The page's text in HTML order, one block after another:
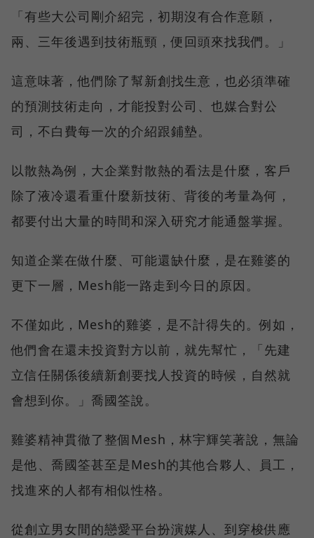
「有些大公司剛介紹完，初期沒有合作意願，
兩、三年後遇到技術瓶頸，便回頭來找我們。」
這意味著，他們除了幫新創找生意，也必須準確
的預測技術走向，才能投對公司、也媒合對公
司，不白費每一次的介紹跟鋪墊。
以散熱為例，大企業對散熱的看法是什麼，客戶
除了液冷還看重什麼新技術、背後的考量為何，
都要付出大量的時間和深入研究才能通盤掌握。
知道企業在做什麼、可能還缺什麼，是在雞婆的
更下一層，Mesh能一路走到今日的原因。
不僅如此，Mesh的雞婆，是不計得失的。例如，
他們會在還未投資對方以前，就先幫忙，「先建
立信任關係後續新創要找人投資的時候，自然就
會想到你。」喬國筌說。
雞婆精神貫徹了整個Mesh，林宇輝笑著說，無論
是他、喬國筌甚至是Mesh的其他合夥人、員工，
找進來的人都有相似性格。
從創立男女間的戀愛平台扮演媒人、到穿梭供應